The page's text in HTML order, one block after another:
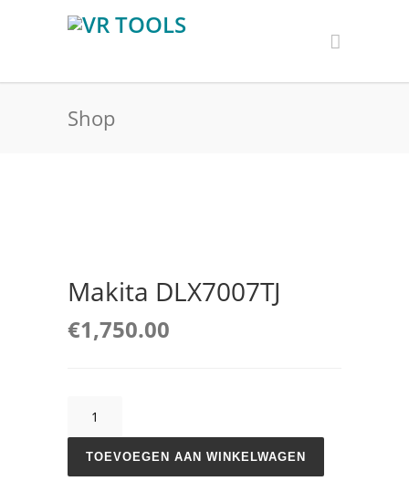
Shop
Makita DLX7007TJ
€1,750.00
aantal
TOEVOEGEN AAN WINKELWAGEN